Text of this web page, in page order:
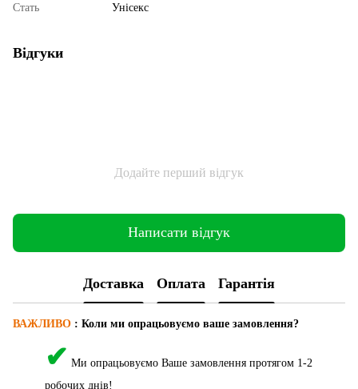
Стать
Унісекс
Відгуки
Додайте перший відгук
Написати відгук
Доставка Оплата Гарантія
ВАЖЛИВО : Коли ми опрацьовуємо ваше замовлення?
✔ Ми опрацьовуємо Ваше замовлення протягом 1-2
робочих днів!